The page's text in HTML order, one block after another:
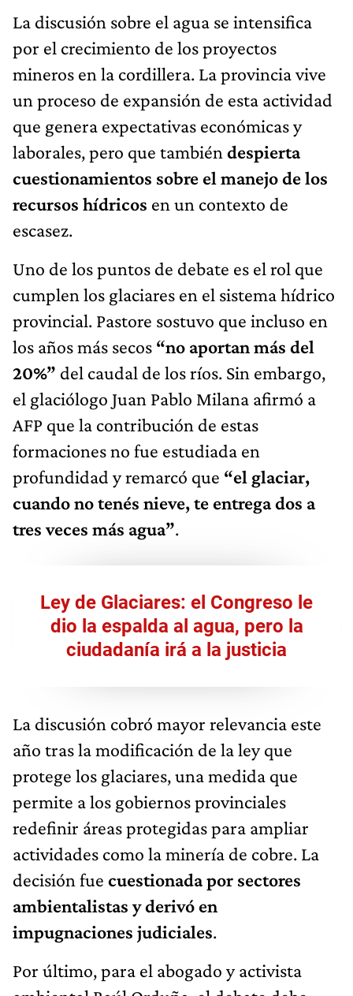
La discusión sobre el agua se intensifica
por el crecimiento de los proyectos
mineros en la cordillera. La provincia vive
un proceso de expansión de esta actividad
que genera expectativas económicas y
laborales, pero que también despierta
cuestionamientos sobre el manejo de los
recursos hídricos en un contexto de
escasez.
Uno de los puntos de debate es el rol que
cumplen los glaciares en el sistema hídrico
provincial. Pastore sostuvo que incluso en
los años más secos “no aportan más del
20%” del caudal de los ríos. Sin embargo,
el glaciólogo Juan Pablo Milana afirmó a
AFP que la contribución de estas
formaciones no fue estudiada en
profundidad y remarcó que “el glaciar,
cuando no tenés nieve, te entrega dos a
tres veces más agua”.
Ley de Glaciares: el Congreso le
dio la espalda al agua, pero la
ciudadanía irá a la justicia
La discusión cobró mayor relevancia este
año tras la modificación de la ley que
protege los glaciares, una medida que
permite a los gobiernos provinciales
redefinir áreas protegidas para ampliar
actividades como la minería de cobre. La
decisión fue cuestionada por sectores
ambientalistas y derivó en
impugnaciones judiciales.
Por último, para el abogado y activista